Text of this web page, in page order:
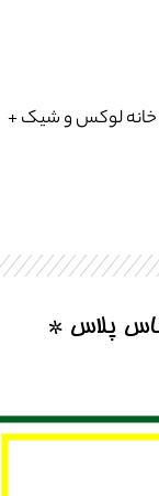
خانه لوکس و شیک +
پلاس *